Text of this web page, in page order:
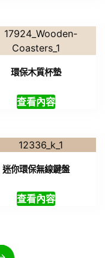
環保木質杯墊
查看內容
迷你環保無線鍵盤
查看內容